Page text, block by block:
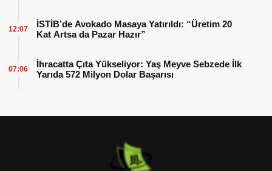
İSTİB’de Avokado Masaya Yatırıldı: “Üretim 20
Kat Artsa da Pazar Hazır”
12:07
İhracatta Çıta Yükseliyor: Yaş Meyve Sebzede İlk
Yarıda 572 Milyon Dolar Başarısı
07:06